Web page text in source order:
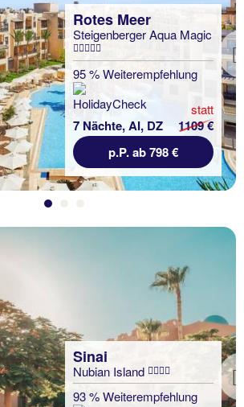
Rotes Meer
Steigenberger Aqua Magic
95 % Weiterempfehlung
7 Nächte, AI, DZ
statt
1109 €
p.P. ab 798 €
Sinai
Nubian Island
93 % Weiterempfehlung